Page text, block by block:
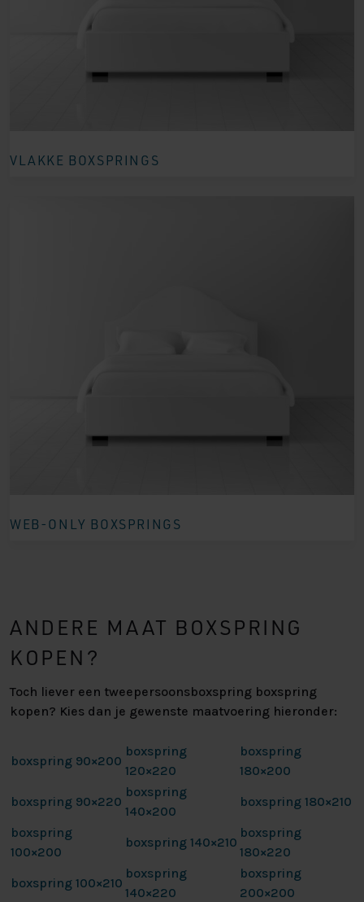
VLAKKE BOXSPRINGS
WEB-ONLY BOXSPRINGS
ANDERE MAAT BOXSPRING
KOPEN?
Toch liever een tweepersoonsboxspring boxspring
kopen? Kies dan je gewenste maatvoering hieronder:
boxspring 90×200
boxspring
120×220
boxspring
180×200
boxspring 90×220
boxspring
140×200
boxspring 180×210
boxspring
100×200
boxspring 140×210
boxspring
180×220
boxspring 100×210
boxspring
140×220
boxspring
200×200